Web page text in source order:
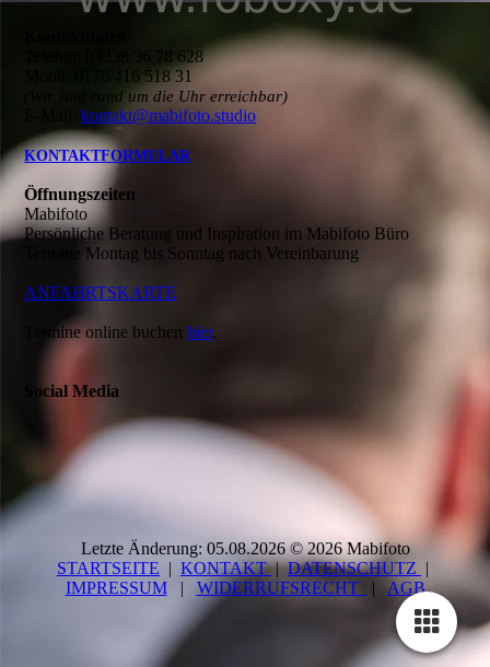
Telefon: 03338/36 78 628
Mobil: 0176/416 518 31
(Wir sind rund um die Uhr erreichbar)
E-Mail:kontakt@mabifoto.studio
KONTAKTFORMULAR
Öffnungszeiten
Mabifoto
Persönliche Beratung und Inspiration im Mabifoto Büro
Termine Montag bis Sonntag nach Vereinbarung
ANFAHRTSKARTE
Termine online buchenhier.
Social Media
Letzte Änderung: 05.08.2026 © 2026 Mabifoto
STARTSEITE | KONTAKT|DATEN­SCHUTZ |
IMPRESSUM| WIDERRUFSRECHT | AGB